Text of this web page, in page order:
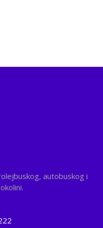
autobuskog i